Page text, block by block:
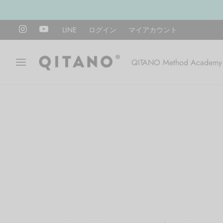
LINE ログイン マイアカウント
QITANO Method Academy